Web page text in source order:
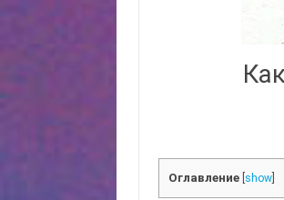
Оглавление show]